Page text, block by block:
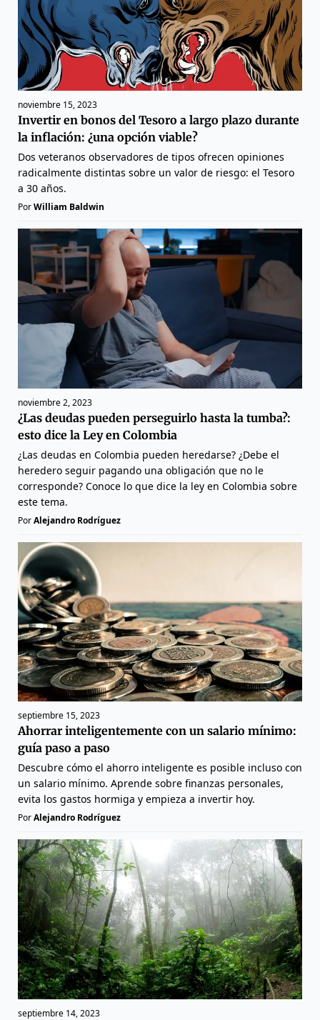
noviembre 15, 2023
Invertir en bonos del Tesoro a largo plazo durante
la inflación: ¿una opción viable?
Dos veteranos observadores de tipos ofrecen opiniones
radicalmente distintas sobre un valor de riesgo: el Tesoro
a 30 años.
PorWilliam Baldwin
noviembre 2, 2023
¿Las deudas pueden perseguirlo hasta la tumba?:
esto dice la Ley en Colombia
¿Las deudas en Colombia pueden heredarse? ¿Debe el
heredero seguir pagando una obligación que no le
corresponde? Conoce lo que dice la ley en Colombia sobre
este tema.
PorAlejandro Rodríguez
septiembre 15, 2023
Ahorrar inteligentemente con un salario mínimo:
guía paso a paso
Descubre cómo el ahorro inteligente es posible incluso con
un salario mínimo. Aprende sobre finanzas personales,
evita los gastos hormiga y empieza a invertir hoy.
PorAlejandro Rodríguez
septiembre 14, 2023